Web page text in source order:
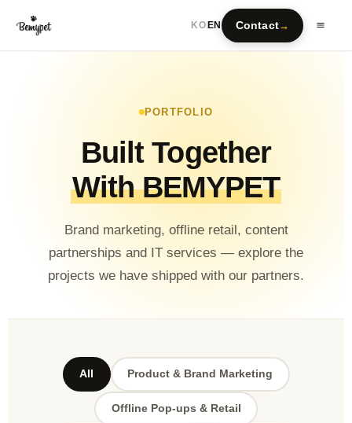
KO EN Contact→
PORTFOLIO
Built Together
With BEMYPET
Brand marketing, offline retail, content
partnerships and IT services — explore the
projects we have shipped with our partners.
All Product & Brand Marketing
Offline Pop-ups & Retail